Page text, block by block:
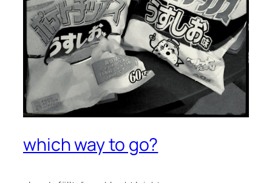
which way to go?